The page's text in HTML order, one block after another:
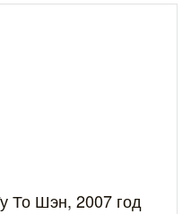
То Шэн, 2007 год